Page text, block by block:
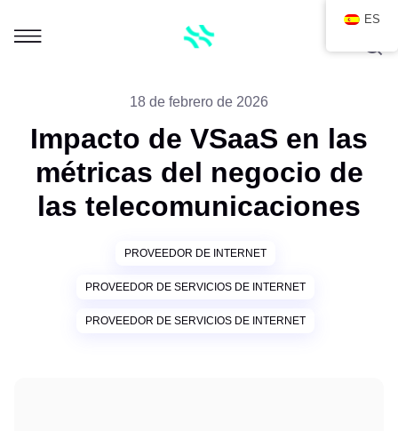
18 de febrero de 2026
Impacto de VSaaS en las
métricas del negocio de
las telecomunicaciones
PROVEEDOR DE INTERNET
PROVEEDOR DE SERVICIOS DE INTERNET
PROVEEDOR DE SERVICIOS DE INTERNET
ES